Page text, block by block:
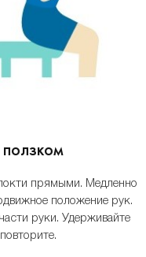
прямыми. Медленно
положение рук.
руки. Удерживайте